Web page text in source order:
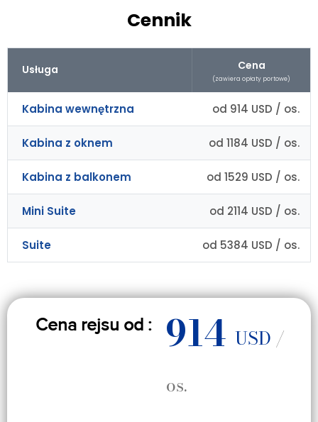
Cennik
Usługa Cena
(zawiera opłaty portowe)
Kabina wewnętrzna od 914 USD / os.
Kabina z oknem od 1184 USD / os.
Kabina z balkonem od 1529 USD / os.
Mini Suite od 2114 USD / os.
Suite od 5384 USD / os.
Cena rejsu od : 914 USD /
os.